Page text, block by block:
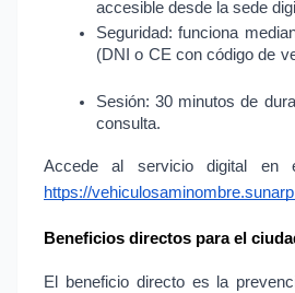
accesible desde la sede
Seguridad: funciona
(DNI o CE con código de
Sesión: 30 minutos de
consulta.
Accede al servicio digital en
https://
Beneficios directos para el
El beneficio directo es la